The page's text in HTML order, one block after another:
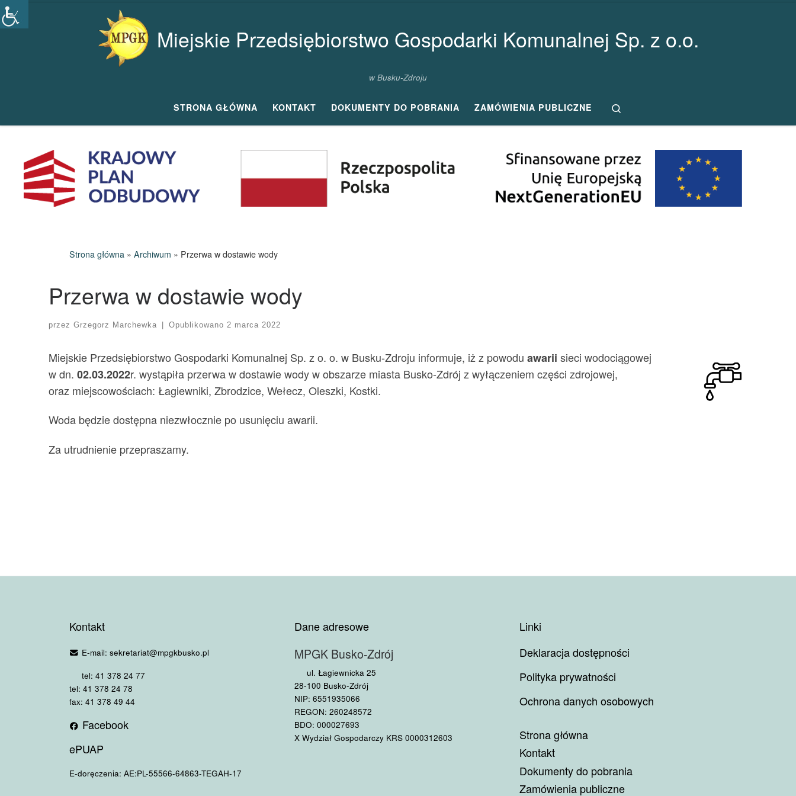
Przejdź do treści
Miejskie Przedsiębiorstwo Gospodarki Komunalnej Sp. z o.o.
w Busku-Zdroju
STRONA GŁÓWNA KONTAKT DOKUMENTY DO POBRANIA ZAMÓWIENIA PUBLICZNE
Strona główna » Archiwum » Przerwa w dostawie wody
Przerwa w dostawie wody
przezGrzegorz Marchewka Opublikowano 2 marca 2022
Miejskie Przedsiębiorstwo Gospodarki Komunalnej Sp. z o. o. w Busku-Zdroju informuje, iż z powoduawarii sieci wodociągowej
w dn.02.03.2022r. wystąpiła przerwa w dostawie wody w obszarze miasta Busko-Zdrój z wyłączeniem części zdrojowej,
oraz miejscowościach: Łagiewniki, Zbrodzice, Wełecz, Oleszki, Kostki.
Woda będzie dostępna niezwłocznie po usunięciu awarii.
Za utrudnienie przepraszamy.
Kontakt
E-mail: sekretariat@mpgkbusko.pl
tel: 41 378 24 77
tel: 41 378 24 78
fax: 41 378 49 44
Facebook
ePUAP
E-doręczenia: AE:PL-55566-64863-TEGAH-17
Dane adresowe
MPGK Busko-Zdrój
ul. Łagiewnicka 25
28-100 Busko-Zdrój
NIP: 6551935066
REGON: 260248572
BDO: 000027693
X Wydział Gospodarczy KRS 0000312603
Linki
Deklaracja dostępności
Polityka prywatności
Ochrona danych osobowych
Strona główna
Kontakt
Dokumenty do pobrania
Zamówienia publiczne